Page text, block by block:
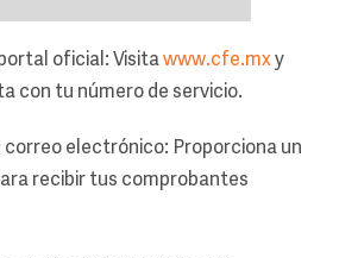
oficial: Visitawww.cfe.mxy
con tu número de servicio.
correo electrónico: Proporciona un
recibir tus comprobantes